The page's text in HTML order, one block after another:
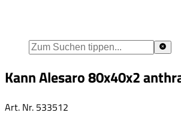
Kann Alesaro 80x40x2
Art. Nr. 533512